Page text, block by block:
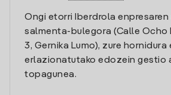
Ongi etorri Iberdrola
salmenta-bulegora (Calle Ocho
3, Gernika Lumo), zure hornidura
erlazionatutako edozein gestio
topagunea.